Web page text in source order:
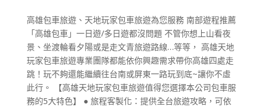
高雄包車旅遊、天地玩家包車旅遊為您服務 南部遊程推薦
「高雄包車」一日遊/多日遊都沒問題 不管你想上山看夜
景、坐渡輪看夕陽或是走文青旅遊路線…等等， 高雄天地
玩家包車旅遊專業團隊都能依你興趣需求帶你高雄四處走
跳！玩不夠還能繼續往台南或屏東一路玩到底~讓你不虛
此行。 【高雄天地玩家包車旅遊值得您選擇本公司包車服
務的5大特色】 ● 旅程客製化：提供全台旅遊攻略，可依